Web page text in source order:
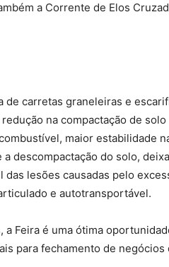
a Corrente de Elos
carretas graneleiras e
na compactação de
maior estabilidade
descompactação do solo,
lesões causadas pelo
e autotransportável.
Feira é uma ótima
para fechamento de negócios